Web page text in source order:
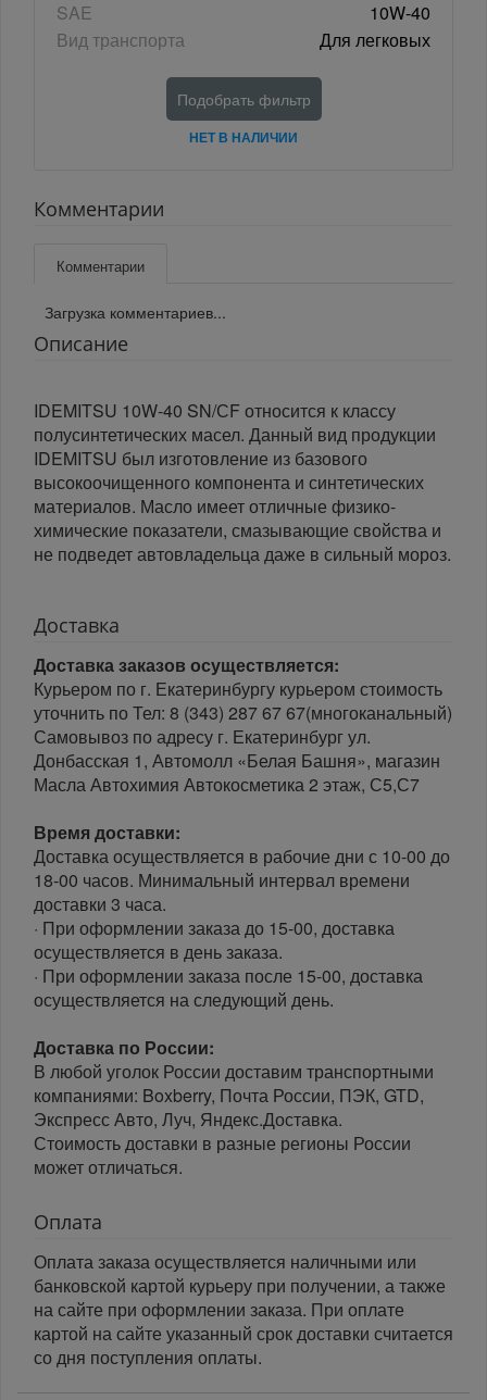
SAE
10W-40
Вид транспорта
Для легковых
Подобрать фильтр
НЕТ В НАЛИЧИИ
Комментарии
Комментарии
Загрузка комментариев...
Описание
IDEMITSU 10W-40 SN/СF относится к классу
полусинтетических масел. Данный вид продукции
IDEMITSU был изготовление из базового
высокоочищенного компонента и синтетических
материалов. Масло имеет отличные физико-
химические показатели, смазывающие свойства и
не подведет автовладельца даже в сильный мороз.
Доставка
Доставка заказов осуществляется:
Курьером по г. Екатеринбургу курьером стоимость
уточнить по Тел: 8 (343) 287 67 67(многоканальный)
Самовывоз по адресу г. Екатеринбург ул.
Донбасская 1, Автомолл «Белая Башня», магазин
Масла Автохимия Автокосметика 2 этаж, С5,С7
Время доставки:
Доставка осуществляется в рабочие дни с 10-00 до
18-00 часов. Минимальный интервал времени
доставки 3 часа.
· При оформлении заказа до 15-00, доставка
осуществляется в день заказа.
· При оформлении заказа после 15-00, доставка
осуществляется на следующий день.
Доставка по России:
В любой уголок России доставим транспортными
компаниями: Boxberry, Почта России, ПЭК, GTD,
Экспресс Авто, Луч, Яндекс.Доставка.
Стоимость доставки в разные регионы России
может отличаться.
Оплата
Оплата заказа осуществляется наличными или
банковской картой курьеру при получении, а также
на сайте при оформлении заказа. При оплате
картой на сайте указанный срок доставки считается
со дня поступления оплаты.